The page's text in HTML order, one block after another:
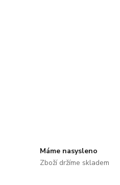
Máme nasysleno
Zboží držíme skladem